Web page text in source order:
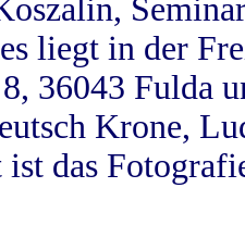
liegt in der
36043 Fulda
Krone,
das